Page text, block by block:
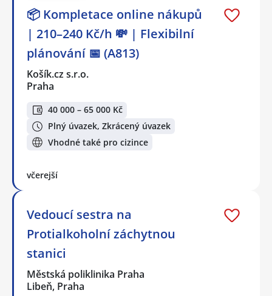
📦 Kompletace online nákupů
| 210–240 Kč/h 💸 | Flexibilní
plánování 📅 (A813)
Košík.cz s.r.o.
Praha
40 000 – 65 000 Kč
Plný úvazek, Zkrácený úvazek
Vhodné také pro cizince
včerejší
Vedoucí sestra na
Protialkoholní záchytnou
stanici
Městská poliklinika Praha
Libeň, Praha